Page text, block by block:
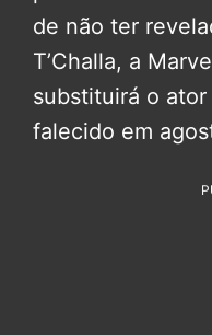
de não ter
T’Challa, a
substituirá o ator
falecido em